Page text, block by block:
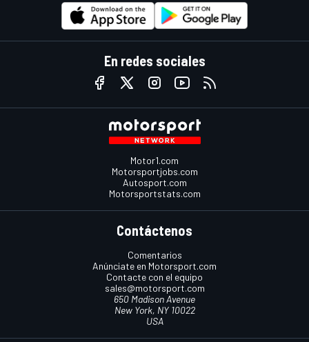
En redes sociales
Motor1.com
Motorsportjobs.com
Autosport.com
Motorsportstats.com
Contáctenos
Comentarios
Anúnciate en Motorsport.com
Contacte con el equipo
sales@motorsport.com
650 Madison Avenue
New York, NY 10022
USA